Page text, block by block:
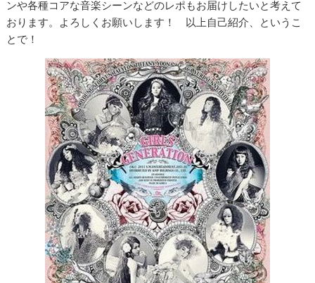
ンや各種コアな音楽シーンなどのレポもお届けしたいと考えて
おります。よろしくお願いします！ 以上自己紹介、というこ
とで！